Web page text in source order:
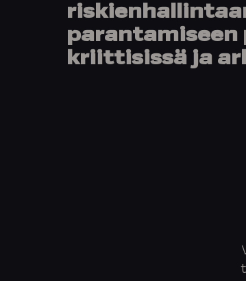
parantamiseen
kriittisissä ja